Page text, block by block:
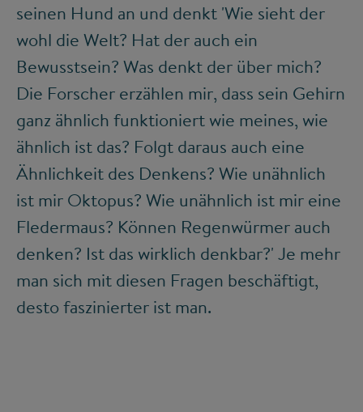
seinen Hund an und denkt 'Wie sieht der
wohl die Welt? Hat der auch ein
Bewusstsein? Was denkt der über mich?
Die Forscher erzählen mir, dass sein Gehirn
ganz ähnlich funktioniert wie meines, wie
ähnlich ist das? Folgt daraus auch eine
Ähnlichkeit des Denkens? Wie unähnlich
ist mir Oktopus? Wie unähnlich ist mir eine
Fledermaus? Können Regenwürmer auch
denken? Ist das wirklich denkbar?' Je mehr
man sich mit diesen Fragen beschäftigt,
desto faszinierter ist man.